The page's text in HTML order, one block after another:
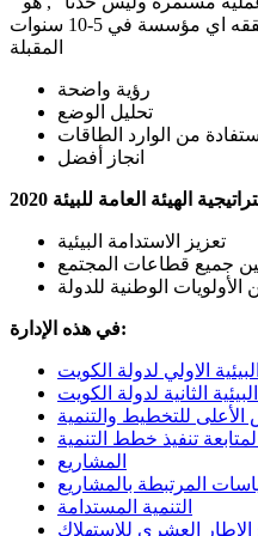
خارطة طريق لما تريد ان تحققه اي مؤسسة في 5-10 سنوات
المقبلة
رؤية واضحة
تحليل الوضع
من الوارد الطاقات
انجاز أفضل
الهيئة العامة للبيئة 2020
تعزيز الاستدامة البيئية
جميع قطاعات المجتمع
الأولويات الوطنية للدولة
في هذه الإدارة:
الاولي لدولة الكويت
الثانية لدولة الكويت
الأعلى للتخطيط والتنمية
لمتابعة تنفيذ خطط التنمية
المشاريع
المرتبطة بالمشاريع
التنمية المستدامة
الإطار العشري للإستهلاك